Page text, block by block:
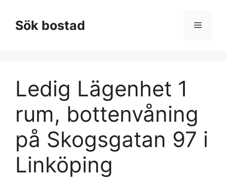
innehållSök bostad Meny
Ledig Lägenhet 1
rum, bottenvåning
på Skogsgatan 97 i
Linköping